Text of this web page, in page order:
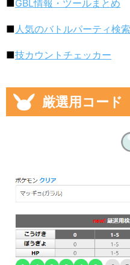
■GBL情報・ツールまとめ
■ 人気のバトルパーティ検索
■技カウントチェッカー
厳選用コード